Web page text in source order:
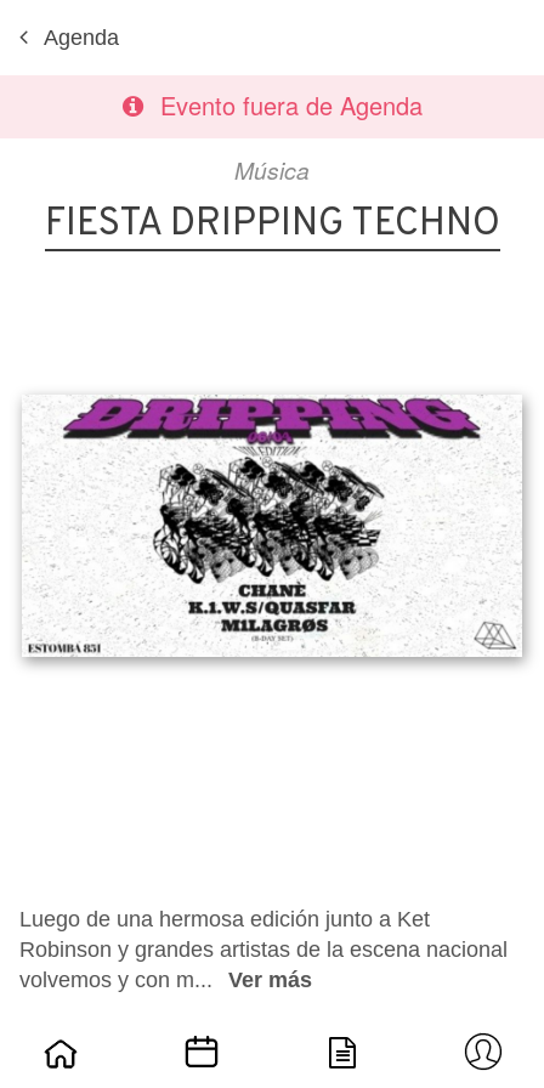
Agenda
Evento fuera de Agenda
Música
FIESTA DRIPPING TECHNO
Luego de una hermosa edición junto a Ket
Robinson y grandes artistas de la escena nacional
volvemos y con m...
Ver más